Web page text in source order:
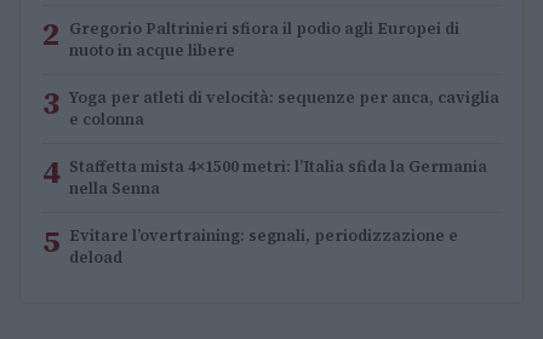
2 Gregorio Paltrinieri sfiora il podio agli Europei di
nuoto in acque libere
3 Yoga per atleti di velocità: sequenze per anca, caviglia
e colonna
4 Staffetta mista 4×1500 metri: l’Italia sfida la Germania
nella Senna
5 Evitare l’overtraining: segnali, periodizzazione e
deload